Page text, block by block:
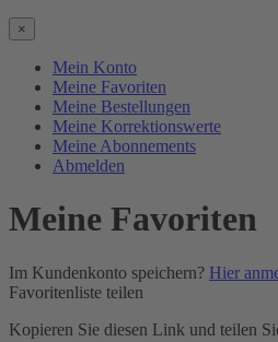
×
Mein Konto
Meine Favoriten
Meine Bestellungen
Meine Korrektionswerte
Meine Abonnements
Abmelden
Meine Favoriten
Im Kundenkonto speichern? Hier
Favoritenliste teilen
Kopieren Sie diesen Link und teilen